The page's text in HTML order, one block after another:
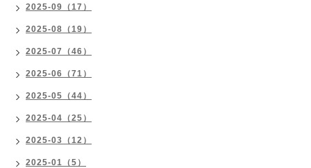
2025-09（17）
2025-08（19）
2025-07（46）
2025-06（71）
2025-05（44）
2025-04（25）
2025-03（12）
2025-01（5）